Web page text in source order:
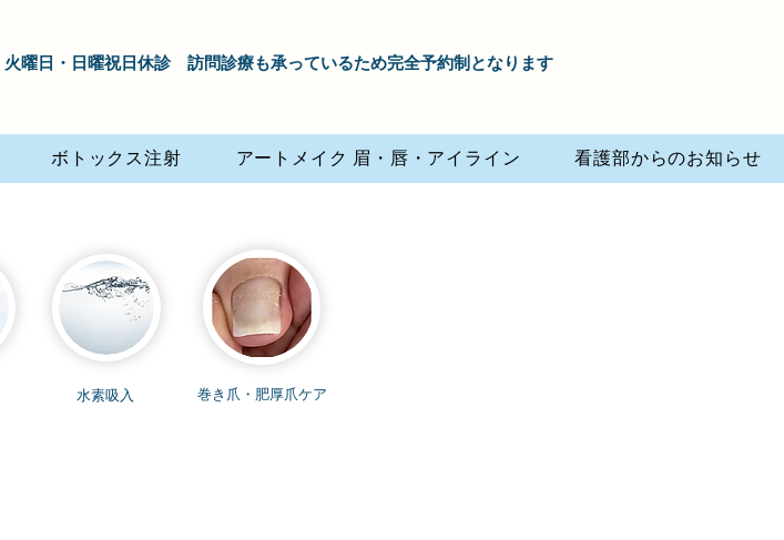
​ 火曜日・日曜祝日休診 訪問診療も承っているため完全予約制となります
ボトックス注射 アートメイク 眉・唇・アイライン 看護部からのお知らせ
水素吸入 巻き爪・肥厚爪ケア